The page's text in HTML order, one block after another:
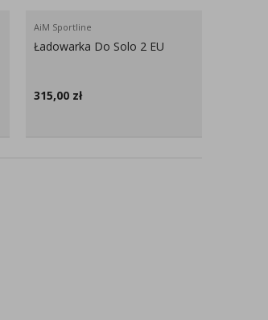
AiM Sportline
Ładowarka Do Solo 2 EU
315,00 zł